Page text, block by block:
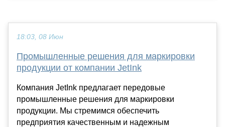
18:03, 08 Июн
Промышленные решения для маркировки
продукции от компании JetInk
Компания JetInk предлагает передовые
промышленные решения для маркировки
продукции. Мы стремимся обеспечить
предприятия качественным и надежным